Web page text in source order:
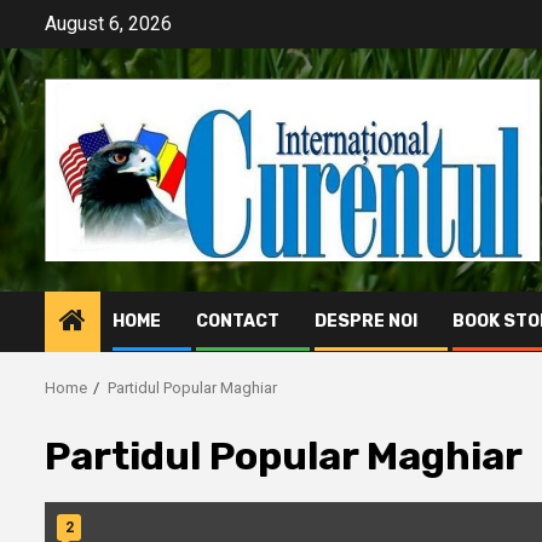
content
August 6, 2026
HOME CONTACT DESPRE NOI BOOK
Home Partidul Popular Maghiar
Partidul Popular Maghiar
2